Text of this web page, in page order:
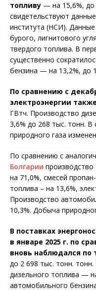
топливу — на 15,6%, до
свидетельствуют
института (НСИ).
бурого, лигнитового
твердого топлива. В
существенно
бензина — на 13,2%, до
По сравнению с
электроэнергии
ГВтч. Производство
3,6% до 268 тыс. тонн. В
природного газа
По сравнению с
Болгарии производство
на 71,0%, смесей
топлива – на 13,6%,
Производство
10,3%. Добыча
В поставках
в январе 2025 г. по
вновь наблюдался по
до 2 698 тыс. тонн.
дизельного топлива —
автомобильного